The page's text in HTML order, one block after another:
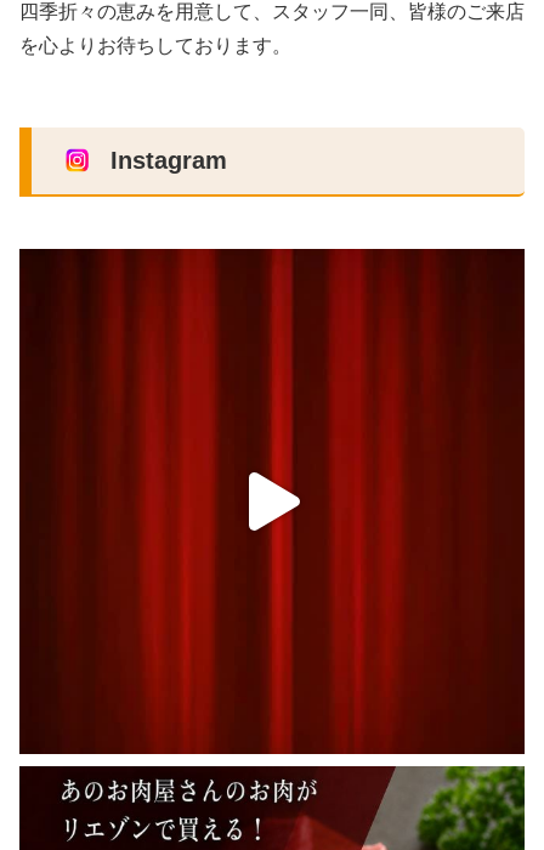
四季折々の恵みを用意して、スタッフ一同、皆様のご来店
を心よりお待ちしております。